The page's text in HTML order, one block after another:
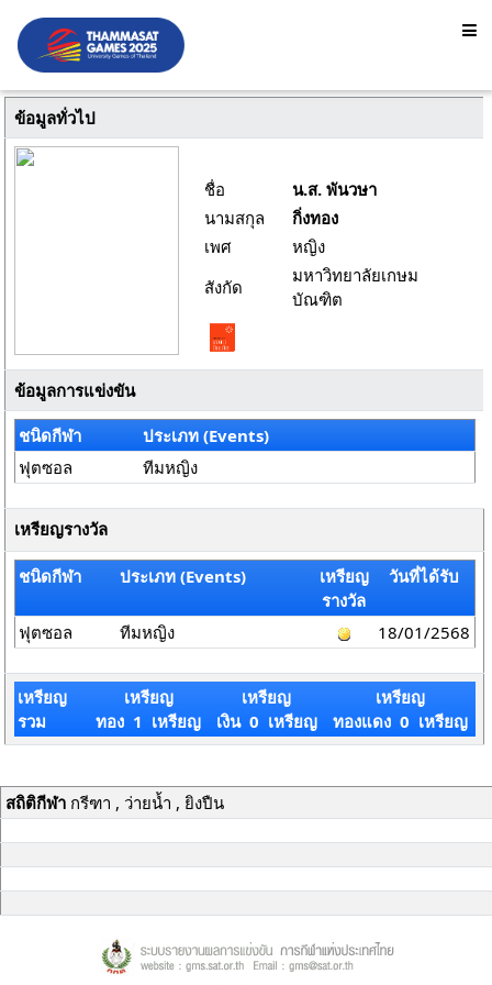
ข้อมูลทั่วไป
ชื่อ
น.ส. พันวษา
นามสกุล
กิ่งทอง
เพศ
หญิง
สังกัด
มหาวิทยาลัยเกษม
บัณฑิต
ข้อมูลการแข่งขัน
ชนิดกีฬา
ประเภท (Events)
ฟุตซอล
ทีมหญิง
เหรียญรางวัล
ชนิดกีฬา ประเภท (Events)
เหรียญ
รางวัล
วันที่ได้รับ
ฟุตซอล ทีมหญิง 18/01/2568
เหรียญ
รวม
เหรียญ
ทอง 1 เหรียญ
เหรียญ
เงิน 0 เหรียญ
เหรียญ
ทองแดง 0 เหรียญ
สถิติกีฬากรีฑา , ว่ายน้ำ , ยิงปืน